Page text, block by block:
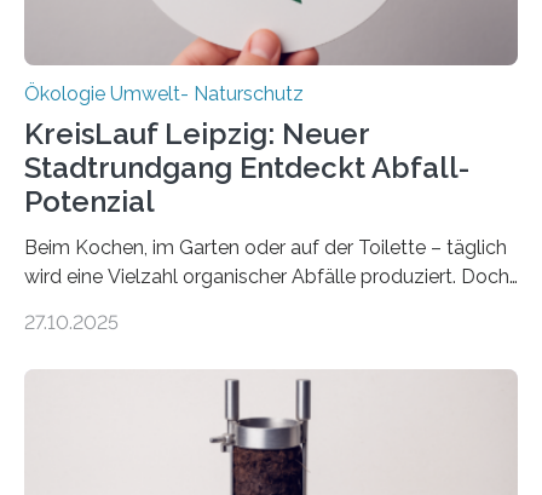
Ökologie Umwelt- Naturschutz
KreisLauf Leipzig: Neuer
Stadtrundgang Entdeckt Abfall-
Potenzial
Beim Kochen, im Garten oder auf der Toilette – täglich
wird eine Vielzahl organischer Abfälle produziert. Doch
Potenzial nur dann entfalten können, wenn sie in
Veränderung der Wirtschaft wichtig ist, zeigt der vom
Deutschen Biomasseforschungszentrum und der
Stadtreinigung Leipzig konzipierte und am 24. Oktober
27.10.2025